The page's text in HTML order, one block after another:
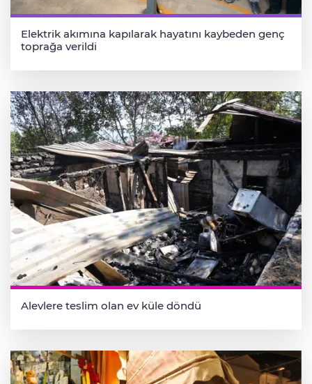
Elektrik akımına kapılarak hayatını kaybeden genç
toprağa verildi
Alevlere teslim olan ev küle döndü